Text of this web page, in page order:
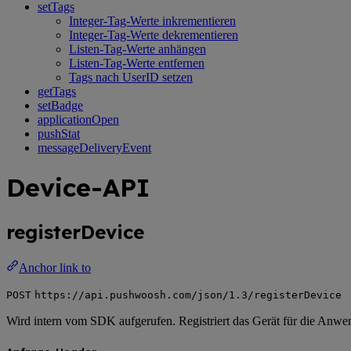
setTags
Integer-Tag-Werte inkrementieren
Integer-Tag-Werte dekrementieren
Listen-Tag-Werte anhängen
Listen-Tag-Werte entfernen
Tags nach UserID setzen
getTags
setBadge
applicationOpen
pushStat
messageDeliveryEvent
Device-API
registerDevice
Anchor link to
POST https://api.pushwoosh.com/json/1.3/registerDevice
Wird intern vom SDK aufgerufen. Registriert das Gerät für die